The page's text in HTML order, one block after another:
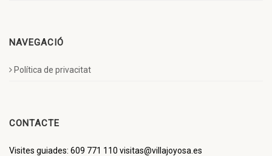
NAVEGACIÓ
Política de privacitat
CONTACTE
Visites guiades: 609 771 110 visitas@villajoyosa.es